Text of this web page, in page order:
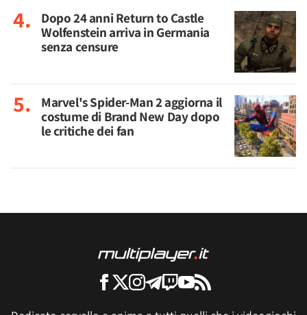
Dopo 24 anni Return to Castle
Wolfenstein arriva in Germania
senza censure
Marvel's Spider-Man 2 aggiorna il
costume di Brand New Day dopo
le critiche dei fan